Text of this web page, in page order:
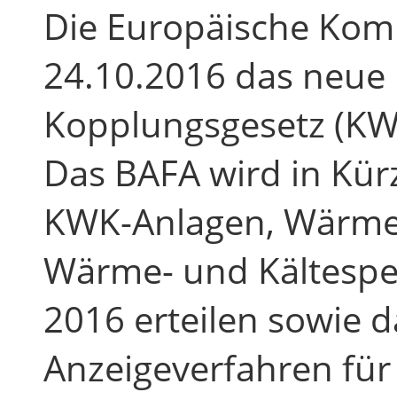
Die Europäische
24.10.2016 das
Kopplungsgesetz
Das BAFA wird in
KWK-Anlagen,
Wärme- und
2016 erteilen sowie
Anzeigeverfahren